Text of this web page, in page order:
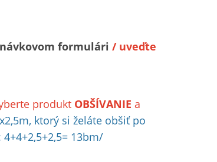
formulári / uveďte
produkt OBŠÍVANIE a
ktorý si želáte obšiť po
13bm/